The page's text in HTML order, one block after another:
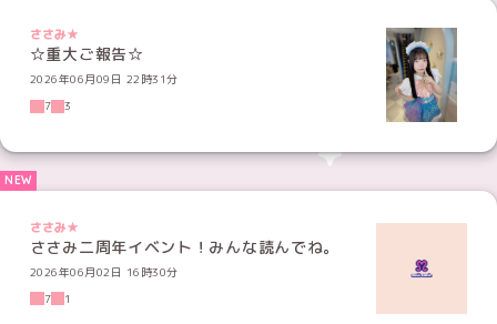
ささみ★
☆重大ご報告☆
2026年06月09日 22時31分
7
3
ささみ★
ささみ二周年イベント！みんな読んでね。
2026年06月02日 16時30分
7
1